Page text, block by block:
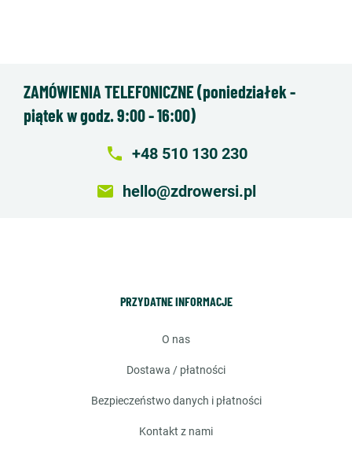
ZAMÓWIENIA TELEFONICZNE (poniedziałek -
piątek w godz. 9:00 - 16:00)
local_phone +48 510 130 230
email hello@zdrowersi.pl
PRZYDATNE INFORMACJE
o nas
dostawa / płatności
bezpieczeństwo danych i płatności
kontakt z nami